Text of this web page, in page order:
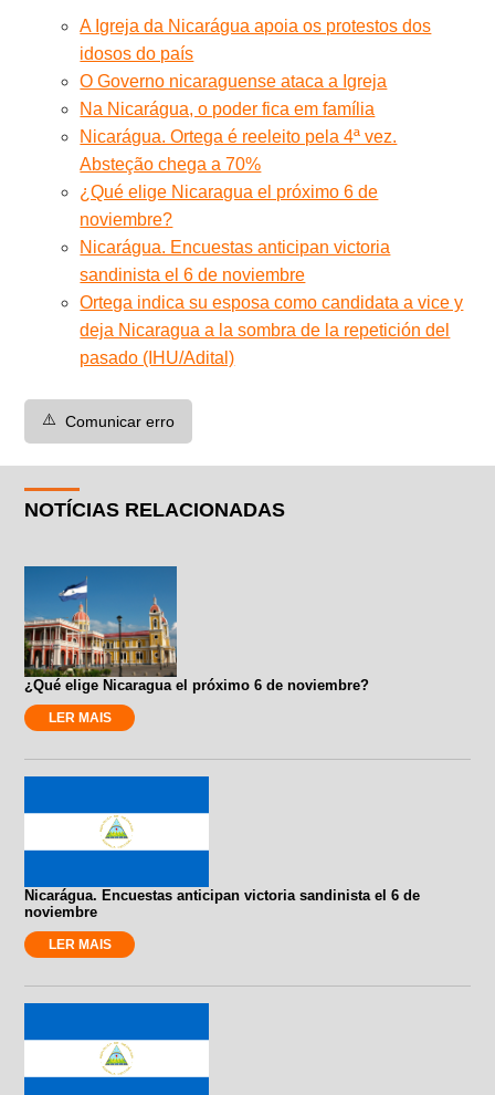
A Igreja da Nicarágua apoia os protestos dos
idosos do país
O Governo nicaraguense ataca a Igreja
Na Nicarágua, o poder fica em família
Nicarágua. Ortega é reeleito pela 4ª vez.
Absteção chega a 70%
¿Qué elige Nicaragua el próximo 6 de
noviembre?
Nicarágua. Encuestas anticipan victoria
sandinista el 6 de noviembre
Ortega indica su esposa como candidata a vice y
deja Nicaragua a la sombra de la repetición del
pasado (IHU/Adital)
⚠️ Comunicar erro
NOTÍCIAS RELACIONADAS
¿Qué elige Nicaragua el próximo 6 de noviembre?
LER MAIS
Nicarágua. Encuestas anticipan victoria sandinista el 6 de
noviembre
LER MAIS